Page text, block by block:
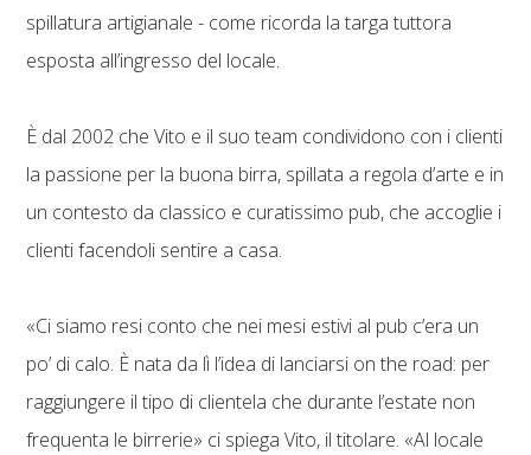
spillatura artigianale - come ricorda la targa tuttora
esposta all’ingresso del locale.
È dal 2002 che Vito e il suo team condividono con i clienti
la passione per la buona birra, spillata a regola d’arte e in
un contesto da classico e curatissimo pub, che accoglie i
clienti facendoli sentire a casa.
«Ci siamo resi conto che nei mesi estivi al pub c’era un
po’ di calo. È nata da lì l’idea di lanciarsi on the road: per
raggiungere il tipo di clientela che durante l’estate non
frequenta le birrerie» ci spiega Vito, il titolare. «Al locale